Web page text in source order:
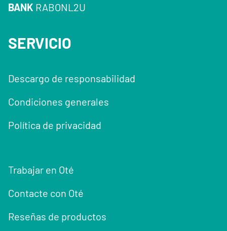
BANK RABONL2U
SERVICIO
Descargo de responsabilidad
Condiciones generales
Política de privacidad
Trabajar en Oté
Contacte con Oté
Reseñas de productos